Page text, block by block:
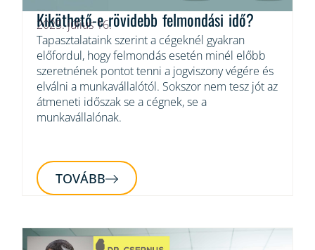
Kiköthető-e rövidebb felmondási idő?
2025. július 16.
Tapasztalataink szerint a cégeknél gyakran
előfordul, hogy felmondás esetén minél előbb
szeretnének pontot tenni a jogviszony végére és
elválni a munkavállalótól. Sokszor nem tesz jót az
átmeneti időszak se a cégnek, se a
munkavállalónak.
TOVÁBB